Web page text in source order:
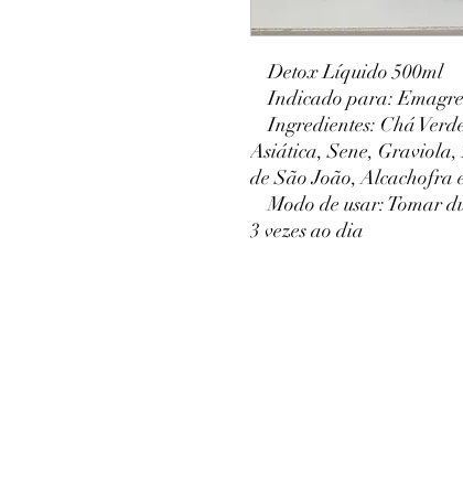
Detox Líquido 500ml
Indicado para:
Ingredientes: Chá
Asiática, Sene,
de São João, Alcachofra
Modo de usar: Tomar
3 vezes ao dia